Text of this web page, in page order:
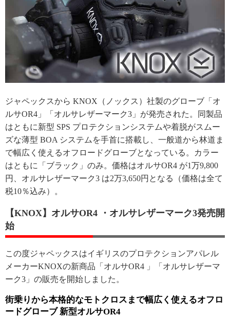
ジャペックスから KNOX（ノックス）社製のグローブ「オ
ルサOR4」「オルサレザーマーク3」が発売された。同製品
はともに新型 SPS プロテクションシステムや着脱がスムー
ズな薄型 BOA システムを手首に搭載し、一般道から林道ま
で幅広く使えるオフロードグローブとなっている。カラー
はともに「ブラック」のみ。価格はオルサOR4 が1万9,800
円、オルサレザーマーク3 は2万3,650円となる（価格は全て
税10％込み）。
【KNOX】オルサOR4 ・オルサレザーマーク3発売開
始
この度ジャペックスはイギリスのプロテクションアパレル
メーカーKNOXの新商品「オルサOR4 」「オルサレザーマ
ーク3」の販売を開始しました。
街乗りから本格的なモトクロスまで幅広く使えるオフロ
ードグローブ 新型オルサOR4